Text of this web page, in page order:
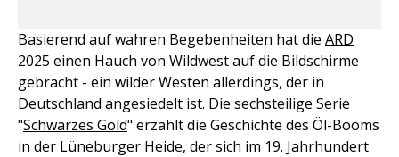
Basierend auf wahren Begebenheiten hat die ARD
2025 einen Hauch von Wildwest auf die Bildschirme
gebracht - ein wilder Westen allerdings, der in
Deutschland angesiedelt ist. Die sechsteilige Serie
"Schwarzes Gold" erzählt die Geschichte des Öl-Booms
in der Lüneburger Heide, der sich im 19. Jahrhundert